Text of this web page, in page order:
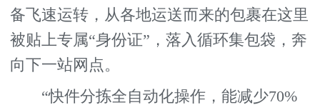
备飞速运转，从各地运送而来的包裹在这里
被贴上专属“身份证”，落入循环集包袋，奔
向下一站网点。
“快件分拣全自动化操作，能减少70%